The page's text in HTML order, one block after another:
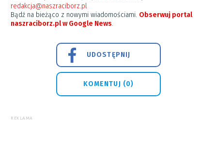
redakcja@naszraciborz.pl
Bądź na bieżąco z nowymi wiadomościami. Obserwuj portal
naszraciborz.pl w Google News.
UDOSTĘPNIJ
KOMENTUJ (0)
REKLAMA